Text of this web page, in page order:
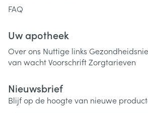
FAQ
Uw apotheek
Over ons Nuttige links
van wachtVoorschriftZorgtarieven
Nieuwsbrief
Blijf op de hoogte van nieuwe